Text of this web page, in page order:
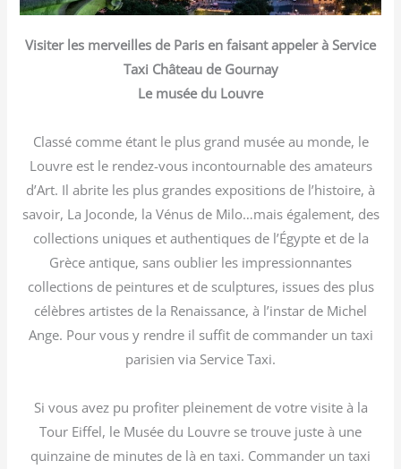
Visiter les merveilles de Paris en faisant appeler à Service
Taxi Château de Gournay
Le musée du Louvre
Classé comme étant le plus grand musée au monde, le
Louvre est le rendez-vous incontournable des amateurs
d’Art. Il abrite les plus grandes expositions de l’histoire, à
savoir, La Joconde, la Vénus de Milo…mais également, des
collections uniques et authentiques de l’Égypte et de la
Grèce antique, sans oublier les impressionnantes
collections de peintures et de sculptures, issues des plus
célèbres artistes de la Renaissance, à l’instar de Michel
Ange. Pour vous y rendre il suffit de commander un taxi
parisien via Service Taxi.
Si vous avez pu profiter pleinement de votre visite à la
Tour Eiffel, le Musée du Louvre se trouve juste à une
quinzaine de minutes de là en taxi. Commander un taxi